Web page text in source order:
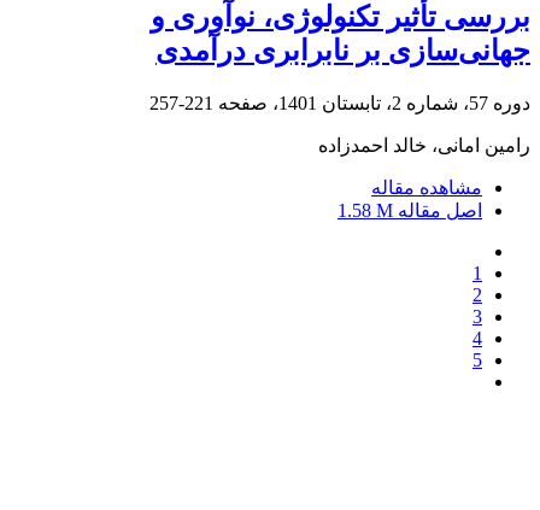
بررسی تأثیر تکنولوژی، نوآوری و
جهانی‌سازی بر نابرابری درآمدی
دوره 57، شماره 2، تابستان 1401، صفحه 221-257
رامین امانی، خالد احمدزاده
مشاهده مقاله
اصل مقاله 1.58 M
1
2
3
4
5